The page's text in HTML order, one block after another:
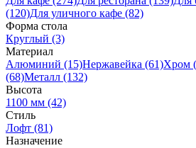
(120)Для уличного кафе (82)
Форма стола
Круглый (3)
Материал
Алюминий (15)Нержавейка (61)Хром
(68)Металл (132)
Высота
1100 мм (42)
Стиль
Лофт (81)
Назначение